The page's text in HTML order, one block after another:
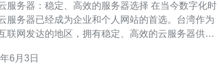
务器：稳定、高效的服务器选择 在当今数字化时
服务器已经成为企业和个人网站的首选。台湾作为
联网发达的地区，拥有稳定、高效的云服务器供应
务器以其稳定性著称。台湾地处地
6月3日